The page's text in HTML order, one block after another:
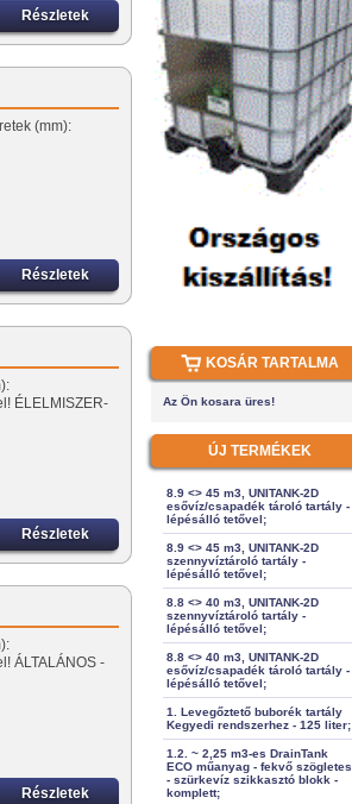
Részletek
(mm):
Részletek
ÉLELMISZER-
Részletek
ÁLTALÁNOS -
Részletek
KOSÁR TARTALMA
Az Ön kosara üres!
ÚJ TERMÉKEK
8.9 <> 45 m3, UNITANK-2D
esővíz/csapadék tároló tartály -
lépésálló tetővel;
8.9 <> 45 m3, UNITANK-2D
szennyvíztároló tartály -
lépésálló tetővel;
8.8 <> 40 m3, UNITANK-2D
szennyvíztároló tartály -
lépésálló tetővel;
8.8 <> 40 m3, UNITANK-2D
esővíz/csapadék tároló tartály -
lépésálló tetővel;
1. Levegőztető buborék tartály
Kegyedi rendszerhez - 125 liter;
1.2. ~ 2,25 m3-es DrainTank
ECO műanyag - fekvő szögletes
- szürkevíz szikkasztó blokk -
komplett;